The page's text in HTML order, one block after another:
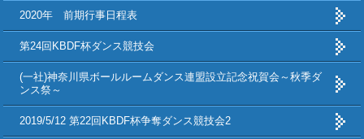
2020年 前期行事日程表
第24回KBDF杯ダンス競技会
(一社)神奈川県ボールルームダンス連盟設立記念祝賀会～秋季ダ
ンス祭～
2019/5/12 第22回KBDF杯争奪ダンス競技会2